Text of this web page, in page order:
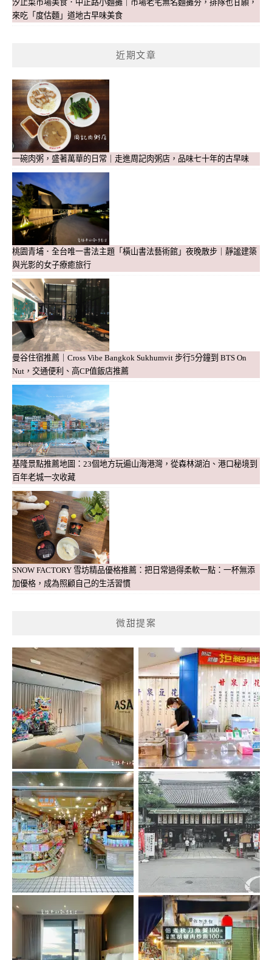
汐止菜市場美食．中正路小麵攤｜市場老宅無名麵攤夯，排隊也甘願，
來吃「度估麵」道地古早味美食
近期文章
一碗肉粥，盛著萬華的日常｜走進周記肉粥店，品味七十年的古早味
桃園青埔．全台唯一書法主題「橫山書法藝術館」夜晚散步｜靜謐建築
與光影的女子療癒旅行
曼谷住宿推薦｜Cross Vibe Bangkok Sukhumvit 步行5分鐘到 BTS On
Nut，交通便利、高CP值飯店推薦
基隆景點推薦地圖：23個地方玩遍山海港灣，從森林湖泊、港口秘境到
百年老城一次收藏
SNOW FACTORY 雪坊精品優格推薦：把日常過得柔軟一點：一杯無添
加優格，成為照顧自己的生活習慣
微甜提案